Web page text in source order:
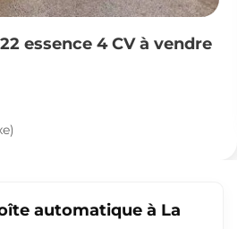
essence 4 CV à vendre
automatique à La